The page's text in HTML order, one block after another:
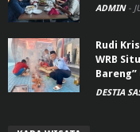
ADMIN -
Rudi
WRB
DESTIA